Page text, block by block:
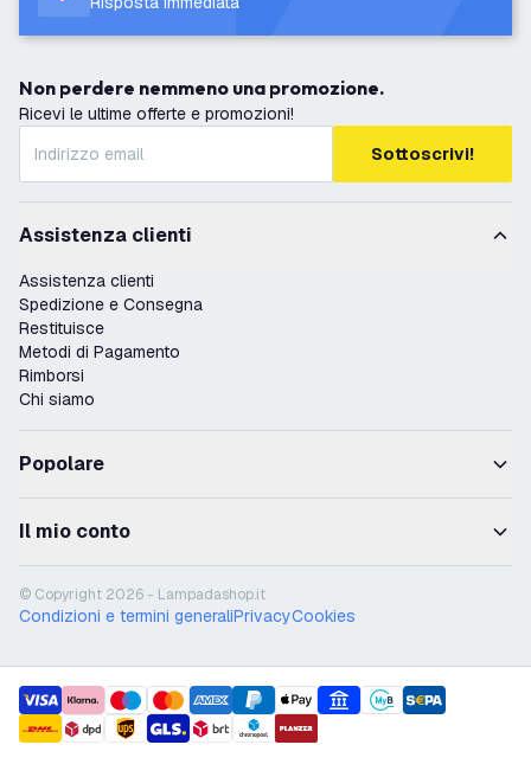
Non perdere nemmeno una promozione.
Ricevi le ultime offerte e promozioni!
Sottoscrivi!
Assistenza clienti
Assistenza clienti
Spedizione e Consegna
Restituisce
Metodi di Pagamento
Rimborsi
Chi siamo
Popolare
Il mio conto
© Copyright 2026 - Lampadashop.it
Condizioni e termini generaliPrivacyCookies
payment methods
shipment methods